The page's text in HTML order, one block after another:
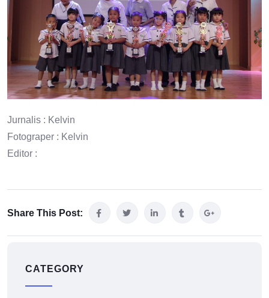
Jurnalis : Kelvin
Fotograper : Kelvin
Editor :
Share This Post:
CATEGORY